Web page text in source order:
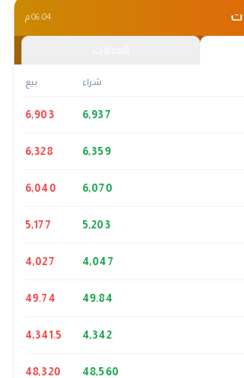
06:04 م
شراء بيع
6,937
6,903
6,359
6,328
6,070
6,040
5,203
5,177
4,047
4,027
49.84
49.74
4,342
4,341.5
48,560
48,320